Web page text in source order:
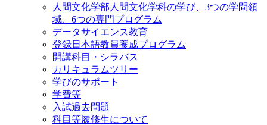
人間文化学部人間文化学科の学び、3つの学問領
域、6つの専門プログラム
データサイエンス教育
登録日本語教員養成プログラム
開講科目・シラバス
カリキュラムツリー
学びのサポート
学費等
入試過去問題
科目等履修生について